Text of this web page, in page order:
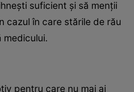
suficient și să menții
cazul în care stările de rău
pentru care nu mai ai